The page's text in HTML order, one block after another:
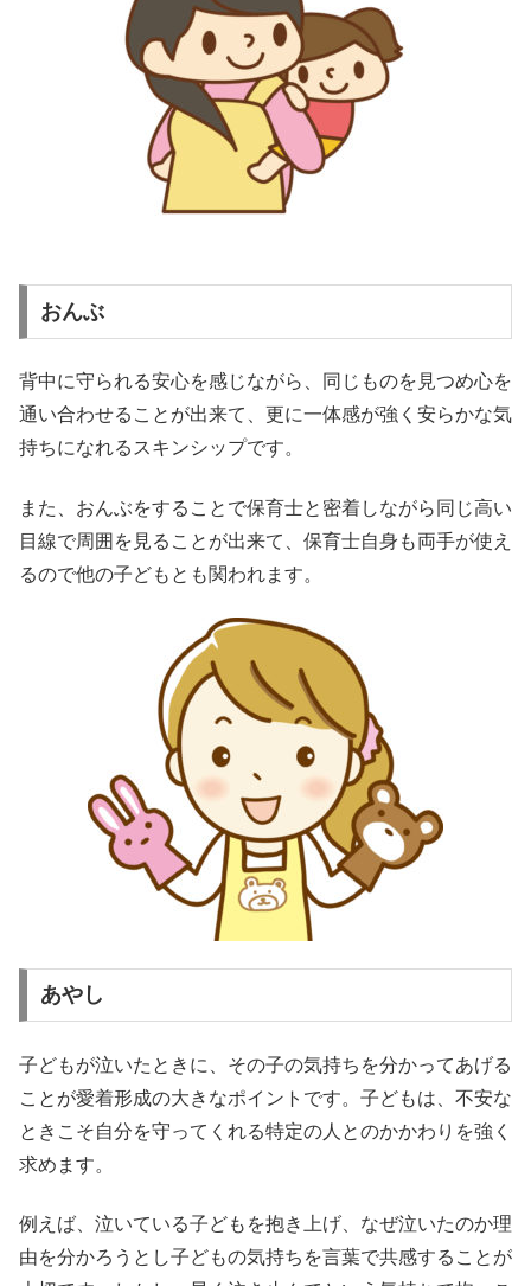
おんぶ
背中に守られる安心を感じながら、同じものを見つめ心を
通い合わせることが出来て、更に一体感が強く安らかな気
持ちになれるスキンシップです。
また、おんぶをすることで保育士と密着しながら同じ高い
目線で周囲を見ることが出来て、保育士自身も両手が使え
るので他の子どもとも関われます。
あやし
子どもが泣いたときに、その子の気持ちを分かってあげる
ことが愛着形成の大きなポイントです。子どもは、不安な
ときこそ自分を守ってくれる特定の人とのかかわりを強く
求めます。
例えば、泣いている子どもを抱き上げ、なぜ泣いたのか理
由を分かろうとし子どもの気持ちを言葉で共感することが